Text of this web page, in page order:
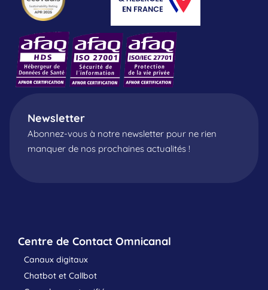
Newsletter
Abonnez-vous à notre newsletter pour ne rien
manquer de nos prochaines actualités !
Centre de Contact Omnicanal
Canaux digitaux
Chatbot et Callbot